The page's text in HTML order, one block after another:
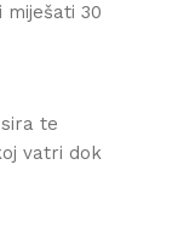
miješati 30
te
vatri dok